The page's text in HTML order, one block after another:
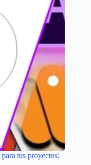
tus proyectos: